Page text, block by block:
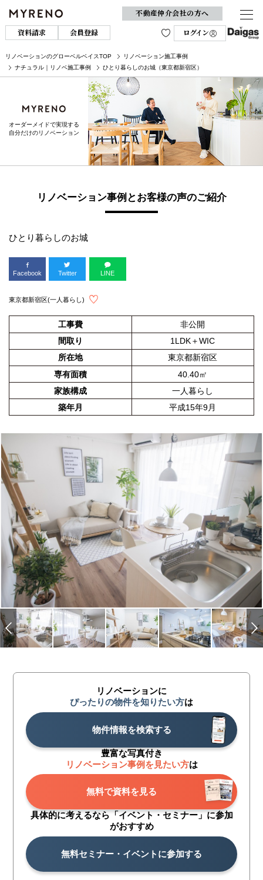
不動産仲介会社の方へ
資料請求
会員登録 ログイン
リノベーションのグローベルベイスTOP
リノベーション施工事例
ナチュラル｜リノベ施工事例
ひとり暮らしのお城（東京都新宿区）
オーダーメイドで実現する
自分だけのリノベーション
リノベーション事例とお客様の声のご紹介
ひとり暮らしのお城
Facebook Twitter LINE
東京都新宿区(一人暮らし)
工事費
非公開
間取り
1LDK＋WIC
所在地
東京都新宿区
専有面積
40.40㎡
家族構成
一人暮らし
築年月
平成15年9月
リノベーションに
ぴったりの物件を知りたい方は
物件情報を検索する
豊富な写真付き
リノベーション事例を見たい方は
無料で資料を見る
具体的に考えるなら「イベント・セミナー」に参加
がおすすめ
無料セミナー・イベントに参加する